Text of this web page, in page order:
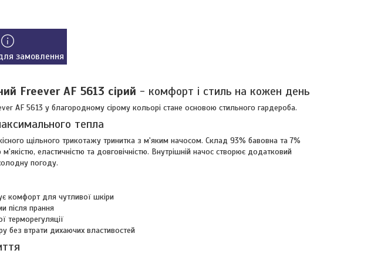
замовлення
Freever AF 5613 сірий - комфорт і стиль на кожен день
AF 5613 у благородному сірому кольорі стане основою стильного гардероба.
тепла
щільного трикотажу тринитка з м'яким начосом. Склад 93% бавовна та 7%
еластичністю та довговічністю. Внутрішній начос створює додатковий
погоду.
комфорт для чутливої шкіри
після прання
терморегуляції
без втрати дихаючих властивостей